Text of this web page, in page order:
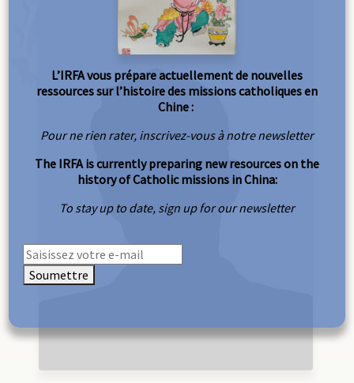
L’IRFA vous prépare actuellement de nouvelles
ressources sur l’histoire des missions catholiques en
Chine :
Pour ne rien rater, inscrivez-vous à notre newsletter
The IRFA is currently preparing new resources on the
history of Catholic missions in China:
To stay up to date, sign up for our newsletter
Soumettre